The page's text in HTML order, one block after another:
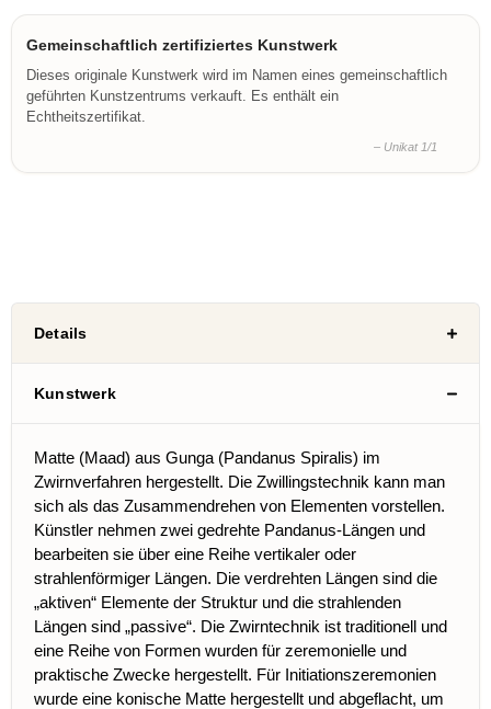
Gemeinschaftlich zertifiziertes Kunstwerk
Dieses originale Kunstwerk wird im Namen eines gemeinschaftlich
geführten Kunstzentrums verkauft. Es enthält ein
Echtheitszertifikat.
– Unikat 1/1
Details
Kunstwerk
Matte (Maad) aus Gunga (Pandanus Spiralis) im
Zwirnverfahren hergestellt. Die Zwillingstechnik kann man
sich als das Zusammendrehen von Elementen vorstellen.
Künstler nehmen zwei gedrehte Pandanus-Längen und
bearbeiten sie über eine Reihe vertikaler oder
strahlenförmiger Längen. Die verdrehten Längen sind die
„aktiven“ Elemente der Struktur und die strahlenden
Längen sind „passive“. Die Zwirntechnik ist traditionell und
eine Reihe von Formen wurden für zeremonielle und
praktische Zwecke hergestellt. Für Initiationszeremonien
wurde eine konische Matte hergestellt und abgeflacht, um